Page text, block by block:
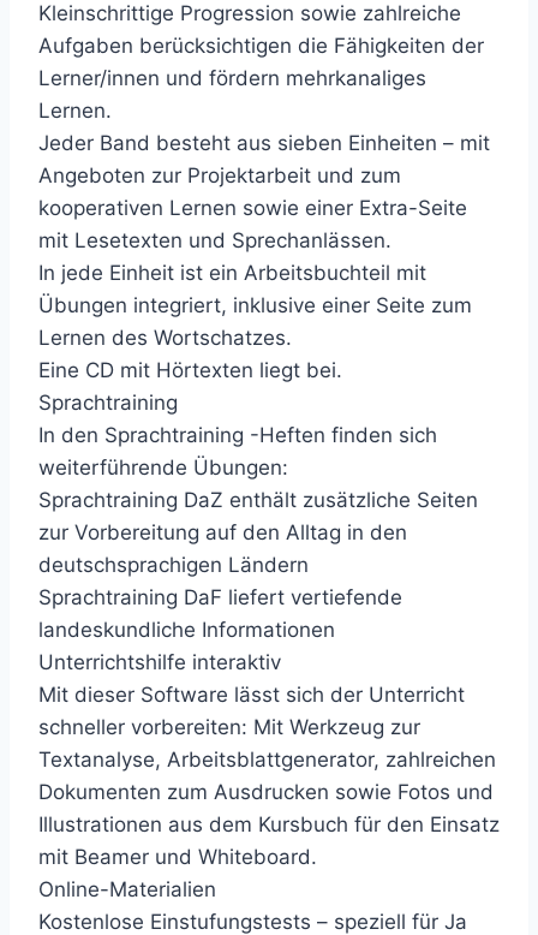
Kleinschrittige Progression sowie zahlreiche
Aufgaben berücksichtigen die Fähigkeiten der
Lerner/innen und fördern mehrkanaliges
Lernen.
Jeder Band besteht aus sieben Einheiten – mit
Angeboten zur Projektarbeit und zum
kooperativen Lernen sowie einer Extra-Seite
mit Lesetexten und Sprechanlässen.
In jede Einheit ist ein Arbeitsbuchteil mit
Übungen integriert, inklusive einer Seite zum
Lernen des Wortschatzes.
Eine CD mit Hörtexten liegt bei.
Sprachtraining
In den Sprachtraining -Heften finden sich
weiterführende Übungen:
Sprachtraining DaZ enthält zusätzliche Seiten
zur Vorbereitung auf den Alltag in den
deutschsprachigen Ländern
Sprachtraining DaF liefert vertiefende
landeskundliche Informationen
Unterrichtshilfe interaktiv
Mit dieser Software lässt sich der Unterricht
schneller vorbereiten: Mit Werkzeug zur
Textanalyse, Arbeitsblattgenerator, zahlreichen
Dokumenten zum Ausdrucken sowie Fotos und
Illustrationen aus dem Kursbuch für den Einsatz
mit Beamer und Whiteboard.
Online-Materialien
Kostenlose Einstufungstests – speziell für Ja